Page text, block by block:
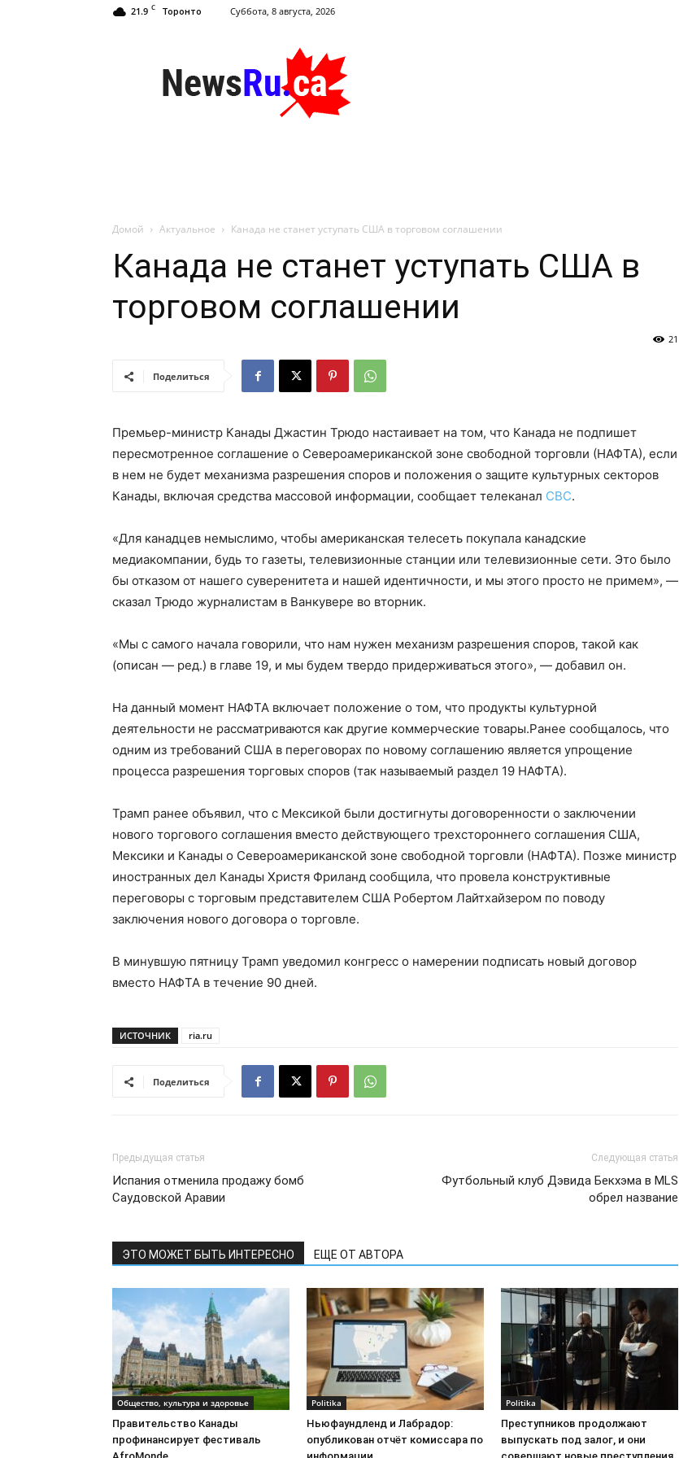
21.9 C Торонто Суббота, 8 августа, 2026
NewsRu.Ca
Домой Актуальное Канада не станет уступать США в торговом соглашении
Канада не станет уступать США в
торговом соглашении
21
Поделиться
Премьер-министр Канады Джастин Трюдо настаивает на том, что Канада не подпишет
пересмотренное соглашение о Североамериканской зоне свободной торговли (НАФТА), если
в нем не будет механизма разрешения споров и положения о защите культурных секторов
Канады, включая средства массовой информации, сообщает телеканал CBC.
«Для канадцев немыслимо, чтобы американская телесеть покупала канадские
медиакомпании, будь то газеты, телевизионные станции или телевизионные сети. Это было
бы отказом от нашего суверенитета и нашей идентичности, и мы этого просто не примем», —
сказал Трюдо журналистам в Ванкувере во вторник.
«Мы с самого начала говорили, что нам нужен механизм разрешения споров, такой как
(описан — ред.) в главе 19, и мы будем твердо придерживаться этого», — добавил он.
На данный момент НАФТА включает положение о том, что продукты культурной
деятельности не рассматриваются как другие коммерческие товары.Ранее сообщалось, что
одним из требований США в переговорах по новому соглашению является упрощение
процесса разрешения торговых споров (так называемый раздел 19 НАФТА).
Трамп ранее объявил, что с Мексикой были достигнуты договоренности о заключении
нового торгового соглашения вместо действующего трехстороннего соглашения США,
Мексики и Канады о Североамериканской зоне свободной торговли (НАФТА). Позже министр
иностранных дел Канады Христя Фриланд сообщила, что провела конструктивные
переговоры с торговым представителем США Робертом Лайтхайзером по поводу
заключения нового договора о торговле.
В минувшую пятницу Трамп уведомил конгресс о намерении подписать новый договор
вместо НАФТА в течение 90 дней.
ИСТОЧНИК ria.ru
Поделиться
Предыдущая статья
Испания отменила продажу бомб
Саудовской Аравии
Следующая статья
Футбольный клуб Дэвида Бекхэма в MLS
обрел название
ЭТО МОЖЕТ БЫТЬ ИНТЕРЕСНО ЕЩЕ ОТ АВТОРА
Общество, культура и здоровье
Правительство Канады
профинансирует фестиваль
Politika
Ньюфаундленд и Лабрадор:
опубликован отчёт комиссара по
Politika
Преступников продолжают
выпускать под залог, и они